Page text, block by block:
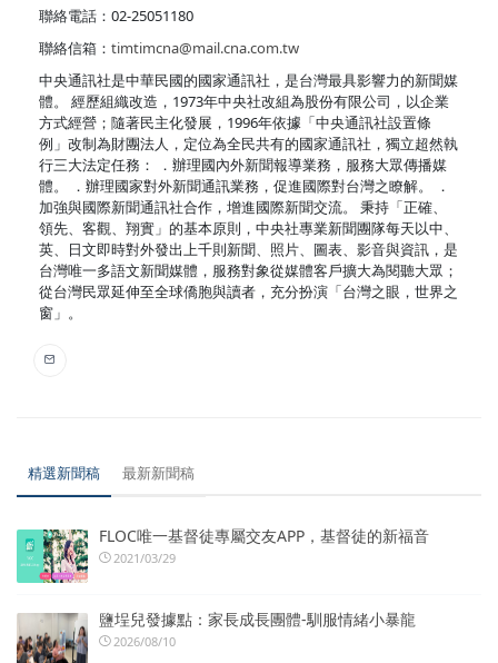
聯絡電話：02-25051180
聯絡信箱： timtimcna@mail.cna.com.tw
中央通訊社是中華民國的國家通訊社，是台灣最具影響力的新聞媒
體。 經歷組織改造，1973年中央社改組為股份有限公司，以企業
方式經營；隨著民主化發展，1996年依據「中央通訊社設置條
例」改制為財團法人，定位為全民共有的國家通訊社，獨立超然執
行三大法定任務： ．辦理國內外新聞報導業務，服務大眾傳播媒
體。 ．辦理國家對外新聞通訊業務，促進國際對台灣之瞭解。 ．
加強與國際新聞通訊社合作，增進國際新聞交流。 秉持「正確、
領先、客觀、翔實」的基本原則，中央社專業新聞團隊每天以中、
英、日文即時對外發出上千則新聞、照片、圖表、影音與資訊，是
台灣唯一多語文新聞媒體，服務對象從媒體客戶擴大為閱聽大眾；
從台灣民眾延伸至全球僑胞與讀者，充分扮演「台灣之眼，世界之
窗」。
精選新聞稿 最新新聞稿
FLOC唯一基督徒專屬交友APP，基督徒的新福音
2021/03/29
鹽埕兒發據點：家長成長團體-馴服情緒小暴龍
2026/08/10